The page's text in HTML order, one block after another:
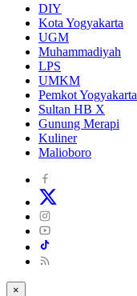
DIY
Kota Yogyakarta
UGM
Muhammadiyah
LPS
UMKM
Pemkot Yogyakarta
Sultan HB X
Gunung Merapi
Kuliner
Malioboro
×